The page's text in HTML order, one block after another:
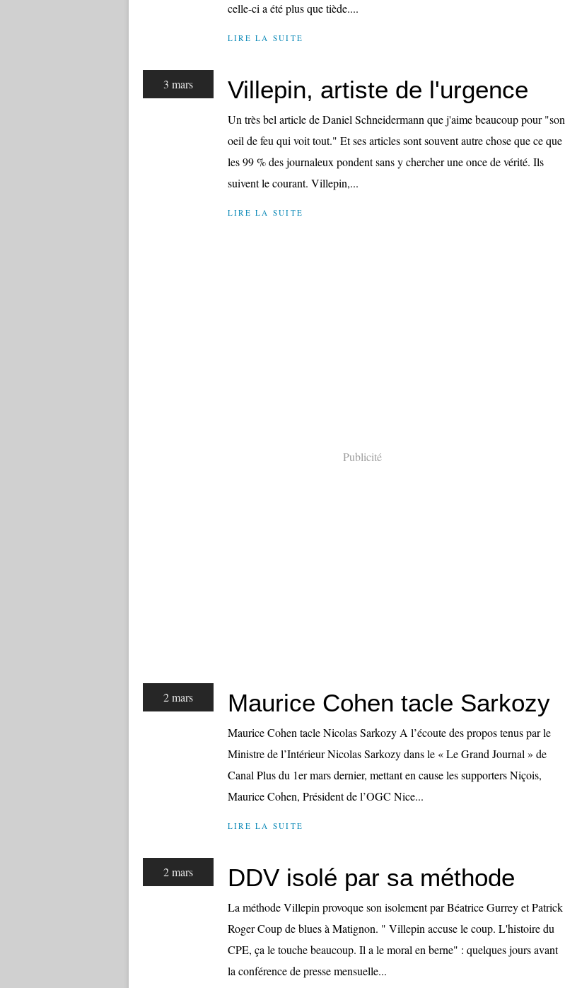
celle-ci a été plus que tiède....
LIRE LA SUITE
3 mars Villepin, artiste de l'urgence
Un très bel article de Daniel Schneidermann que j'aime beaucoup pour "son
oeil de feu qui voit tout." Et ses articles sont souvent autre chose que ce que
les 99 % des journaleux pondent sans y chercher une once de vérité. Ils
suivent le courant. Villepin,...
LIRE LA SUITE
Publicité
2 mars Maurice Cohen tacle Sarkozy
Maurice Cohen tacle Nicolas Sarkozy A l’écoute des propos tenus par le
Ministre de l’Intérieur Nicolas Sarkozy dans le « Le Grand Journal » de
Canal Plus du 1er mars dernier, mettant en cause les supporters Niçois,
Maurice Cohen, Président de l’OGC Nice...
LIRE LA SUITE
2 mars DDV isolé par sa méthode
La méthode Villepin provoque son isolement par Béatrice Gurrey et Patrick
Roger Coup de blues à Matignon. " Villepin accuse le coup. L'histoire du
CPE, ça le touche beaucoup. Il a le moral en berne" : quelques jours avant
la conférence de presse mensuelle...